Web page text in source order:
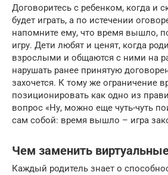
Договоритесь с ребенком, когда и
будет играть, а по истечении
напомните ему, что время вышло,
игру. Дети любят и ценят, когда
взрослыми и общаются с ними на
нарушать ранее принятую
захочется. К тому же ограничение
позиционировать как одно из
вопрос «Ну, можно еще чуть-чуть
сам собой: время вышло – игра
Чем заменить
Каждый родитель знает о